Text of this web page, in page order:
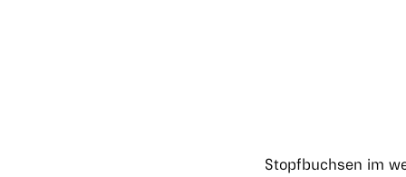
Stopfbuchsen im